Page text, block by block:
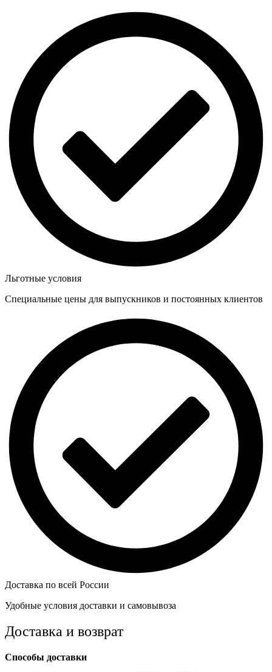
Льготные условия
Специальные цены для выпускников и постоянных клиентов
Доставка по всей России
Удобные условия доставки и самовывоза
Доставка и возврат
Способы доставки